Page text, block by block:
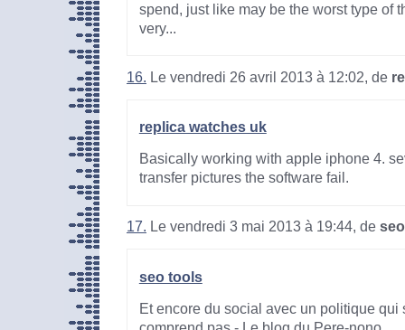
spend, just like may be the worst type of
very...
16. Le vendredi 26 avril 2013 à 12:02, de
replica watches uk
Basically working with apple iphone 4.
transfer pictures the software fail.
17. Le vendredi 3 mai 2013 à 19:44, de
seo tools
Et encore du social avec un politique qui